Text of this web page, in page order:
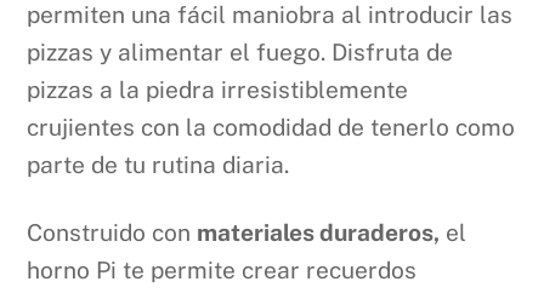
permiten una fácil maniobra al introducir las
pizzas y alimentar el fuego. Disfruta de
pizzas a la piedra irresistiblemente
crujientes con la comodidad de tenerlo como
parte de tu rutina diaria.
Construido con materiales duraderos, el
horno Pi te permite crear recuerdos